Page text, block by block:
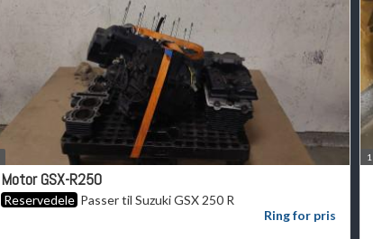
Motor GSX-R250
Reservedele Passer til Suzuki GSX 250 R
Ring for pris
1